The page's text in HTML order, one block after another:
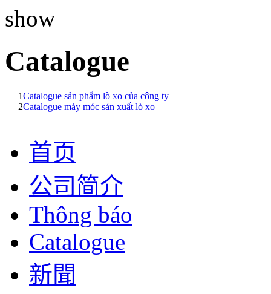
Catalogue
1Catalogue sản phẩm lò xo của công ty
2Catalogue máy móc sản xuất lò xo
首页
公司简介
Thông báo
Catalogue
新聞